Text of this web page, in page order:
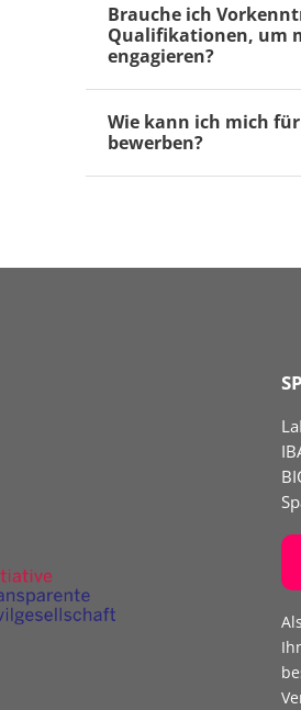
Brauche ich
Qualifikationen, um
engagieren?
Wie kann ich mich
bewerben?